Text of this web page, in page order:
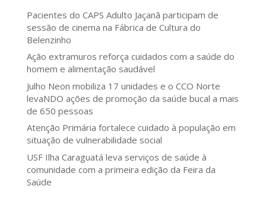
Pacientes do CAPS Adulto Jaçanã participam de
sessão de cinema na Fábrica de Cultura do
Belenzinho
Ação extramuros reforça cuidados com a saúde do
homem e alimentação saudável
Julho Neon mobiliza 17 unidades e o CCO Norte
levaNDO ações de promoção da saúde bucal a mais
de 650 pessoas
Atenção Primária fortalece cuidado à população em
situação de vulnerabilidade social
USF Ilha Caraguatá leva serviços de saúde à
comunidade com a primeira edição da Feira da
Saúde